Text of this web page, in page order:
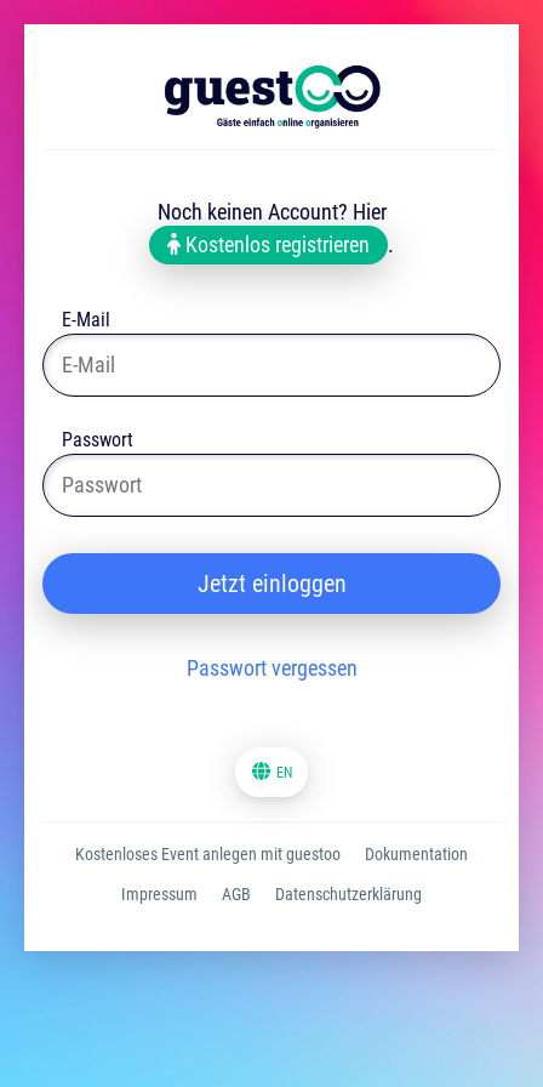
Noch keinen Account? Hier
Kostenlos registrieren
.
E-Mail
Passwort
Jetzt einloggen
Passwort vergessen
EN
Kostenloses Event anlegen mit guestoo Dokumentation
Impressum AGB Datenschutzerklärung